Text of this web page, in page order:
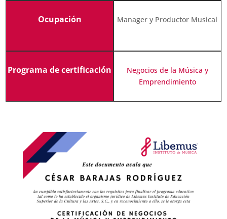
Ocupación
Programa de certificación
Manager y Productor Musical
Negocios de la Música y
Emprendimiento